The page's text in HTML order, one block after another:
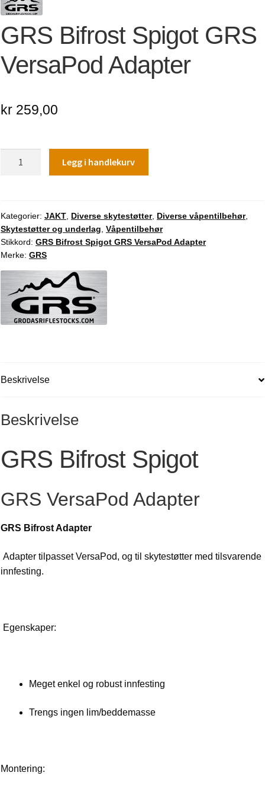
GRS Bifrost Spigot GRS
VersaPod Adapter
kr 259,00
VersaPod
Adapter
antall
Legg i handlekurv
Kategorier: JAKT Diverse skytestøtter, Diverse våpentilbehør,
Skytestøtter og underlag Våpentilbehør
Stikkord: GRS Bifrost Spigot GRS VersaPod Adapter
Merke: GRS
Beskrivelse
Beskrivelse
GRS Bifrost Spigot
GRS VersaPod Adapter
GRS Bifrost Adapter
Adapter tilpasset VersaPod, og til skytestøtter med tilsvarende
innfesting.
Egenskaper:
Meget enkel og robust innfesting
Trengs ingen lim/beddemasse
Montering: